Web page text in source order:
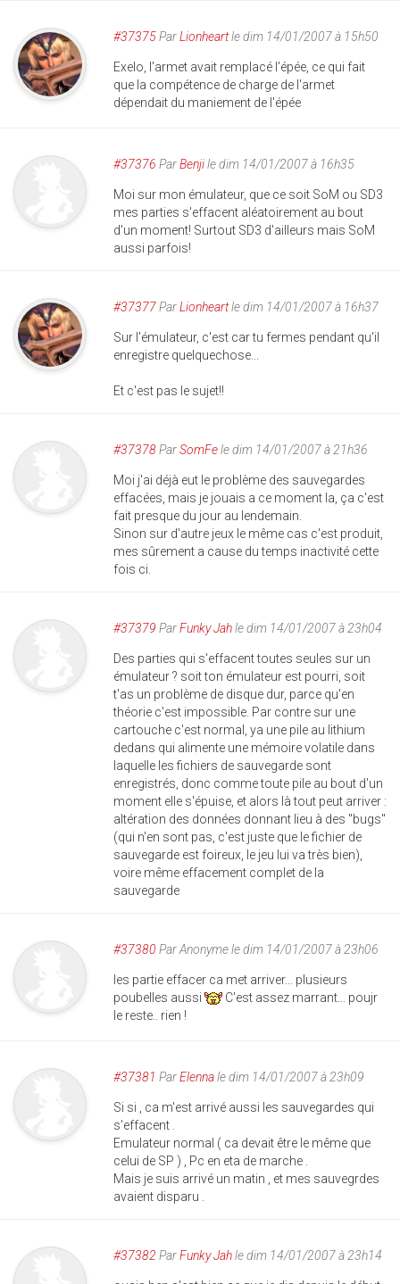
#37375ParLionheartle dim 14/01/2007 à 15h50
Exelo, l'armet avait remplacé l'épée, ce qui fait
que la compétence de charge de l'armet
dépendait du maniement de l'épée
#37376 ParBenjile dim 14/01/2007 à 16h35
Moi sur mon émulateur, que ce soit SoM ou SD3
mes parties s'effacent aléatoirement au bout
d'un moment! Surtout SD3 d'ailleurs mais SoM
aussi parfois!
#37377ParLionheartle dim 14/01/2007 à 16h37
Sur l'émulateur, c'est car tu fermes pendant qu'il
enregistre quelquechose...
Et c'est pas le sujet!!
#37378ParSomFele dim 14/01/2007 à 21h36
Moi j'ai déjà eut le problème des sauvegardes
effacées, mais je jouais a ce moment la, ça c'est
fait presque du jour au lendemain.
Sinon sur d'autre jeux le même cas c'est produit,
mes sûrement a cause du temps inactivité cette
fois ci.
#37379 ParFunky Jahle dim 14/01/2007 à 23h04
Des parties qui s'effacent toutes seules sur un
émulateur ? soit ton émulateur est pourri, soit
t'as un problème de disque dur, parce qu'en
théorie c'est impossible. Par contre sur une
cartouche c'est normal, ya une pile au lithium
dedans qui alimente une mémoire volatile dans
laquelle les fichiers de sauvegarde sont
enregistrés, donc comme toute pile au bout d'un
moment elle s'épuise, et alors là tout peut arriver :
altération des données donnant lieu à des "bugs"
(qui n'en sont pas, c'est juste que le fichier de
sauvegarde est foireux, le jeu lui va très bien),
voire même effacement complet de la
sauvegarde
#37380 ParAnonymele dim 14/01/2007 à 23h06
les partie effacer ca met arriver... plusieurs
poubelles aussi
C'est assez marrant... poujr
le reste.. rien !
#37381 ParElennale dim 14/01/2007 à 23h09
Si si , ca m'est arrivé aussi les sauvegardes qui
s'effacent .
Emulateur normal ( ca devait être le même que
celui de SP ) , Pc en eta de marche .
Mais je suis arrivé un matin , et mes sauvegrdes
avaient disparu .
#37382 ParFunky Jahle dim 14/01/2007 à 23h14